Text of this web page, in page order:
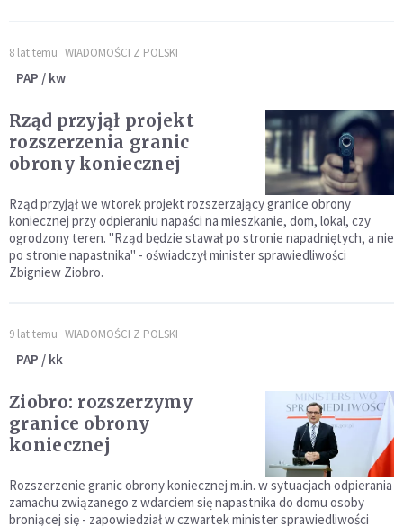
8 lat temu WIADOMOŚCI Z POLSKI
PAP / kw
Rząd przyjął projekt
rozszerzenia granic
obrony koniecznej
Rząd przyjął we wtorek projekt rozszerzający granice obrony
koniecznej przy odpieraniu napaści na mieszkanie, dom, lokal, czy
ogrodzony teren. "Rząd będzie stawał po stronie napadniętych, a nie
po stronie napastnika" - oświadczył minister sprawiedliwości
Zbigniew Ziobro.
9 lat temu WIADOMOŚCI Z POLSKI
PAP / kk
Ziobro: rozszerzymy
granice obrony
koniecznej
Rozszerzenie granic obrony koniecznej m.in. w sytuacjach odpierania
zamachu związanego z wdarciem się napastnika do domu osoby
broniącej się - zapowiedział w czwartek minister sprawiedliwości